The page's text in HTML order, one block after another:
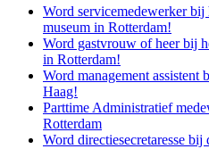
Word servicemedewerker
museum in Rotterdam!
Word gastvrouw of heer bij
in Rotterdam!
Word management
Haag!
Parttime Administratief
Rotterdam
Word directiesecretaresse